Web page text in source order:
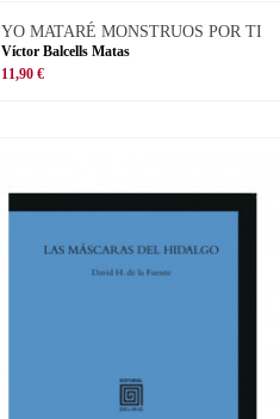
YO MATARÉ MONSTRUOS POR TI
Víctor Balcells Matas
11,90 €